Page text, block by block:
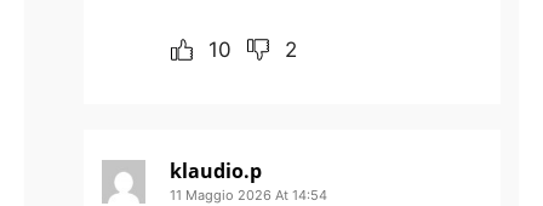
10 2
klaudio.p
11 Maggio 2026 At 14:54